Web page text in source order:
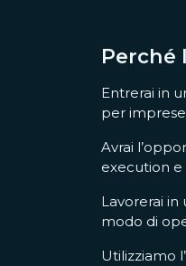
Perché
Entrerai in
per
Avrai
execution
Lavorerai
modo di
Utilizziamo